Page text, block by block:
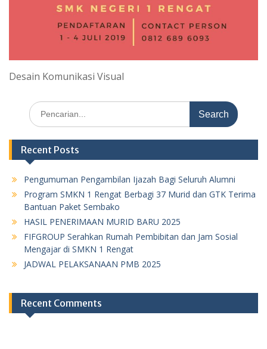
Desain Komunikasi Visual
Search
for:
Recent Posts
Pengumuman Pengambilan Ijazah Bagi Seluruh Alumni
Program SMKN 1 Rengat Berbagi 37 Murid dan GTK Terima
Bantuan Paket Sembako
HASIL PENERIMAAN MURID BARU 2025
FIFGROUP Serahkan Rumah Pembibitan dan Jam Sosial
Mengajar di SMKN 1 Rengat
JADWAL PELAKSANAAN PMB 2025
Recent Comments